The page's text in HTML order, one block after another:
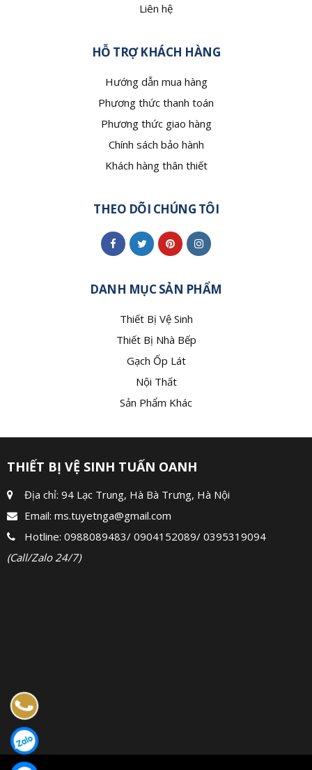
Liên hệ
HỖ TRỢ KHÁCH HÀNG
Hướng dẫn mua hàng
Phương thức thanh toán
Phương thức giao hàng
Chính sách bảo hành
Khách hàng thân thiết
THEO DÕI CHÚNG TÔI
DANH MỤC SẢN PHẨM
Thiết Bị Vệ Sinh
Thiết Bị Nhà Bếp
Gạch Ốp Lát
Nội Thất
Sản Phẩm Khác
THIẾT BỊ VỆ SINH TUẤN OANH
Địa chỉ: 94 Lạc Trung, Hà Bà Trưng, Hà Nội
Email: ms.tuyetnga@gmail.com
Hotline: 0988089483/ 0904152089/ 0395319094
(Call/Zalo 24/7)